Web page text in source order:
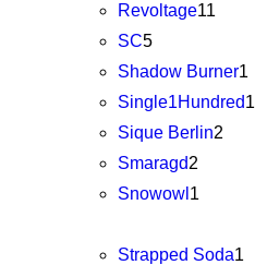
Revoltage11
SC5
Shadow Burner1
Single1Hundred1
Sique Berlin2
Smaragd2
Snowowl 1
Strapped Soda1